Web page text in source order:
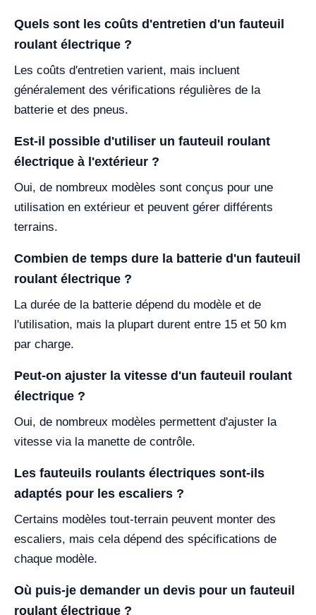
Quels sont les coûts d'entretien d'un fauteuil
roulant électrique ?
Les coûts d'entretien varient, mais incluent
généralement des vérifications régulières de la
batterie et des pneus.
Est-il possible d'utiliser un fauteuil roulant
électrique à l'extérieur ?
Oui, de nombreux modèles sont conçus pour une
utilisation en extérieur et peuvent gérer différents
terrains.
Combien de temps dure la batterie d'un fauteuil
roulant électrique ?
La durée de la batterie dépend du modèle et de
l'utilisation, mais la plupart durent entre 15 et 50 km
par charge.
Peut-on ajuster la vitesse d'un fauteuil roulant
électrique ?
Oui, de nombreux modèles permettent d'ajuster la
vitesse via la manette de contrôle.
Les fauteuils roulants électriques sont-ils
adaptés pour les escaliers ?
Certains modèles tout-terrain peuvent monter des
escaliers, mais cela dépend des spécifications de
chaque modèle.
Où puis-je demander un devis pour un fauteuil
roulant électrique ?